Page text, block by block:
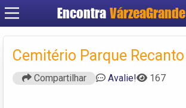
Encontra VárzeaGrande
Cadastrar
Criar conta
Cemitério Parque
Compartilhar Avalie! 167